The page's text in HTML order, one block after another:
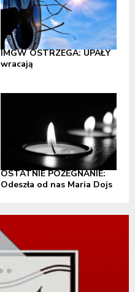
IMGW OSTRZEGA: UPAŁY
wracają
OSTATNIE POŻEGNANIE:
Odeszła od nas Maria Dojs